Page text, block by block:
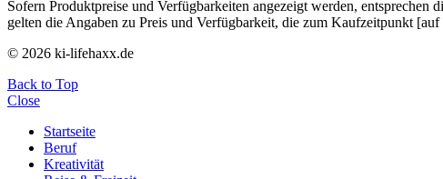
Sofern Produktpreise und Verfügbarkeiten angezeigt werden,
gelten die Angaben zu Preis und Verfügbarkeit, die zum Kaufzeitpunkt
© 2026 ki-lifehaxx.de
Back to Top
Close
Startseite
Beruf
Kreativität